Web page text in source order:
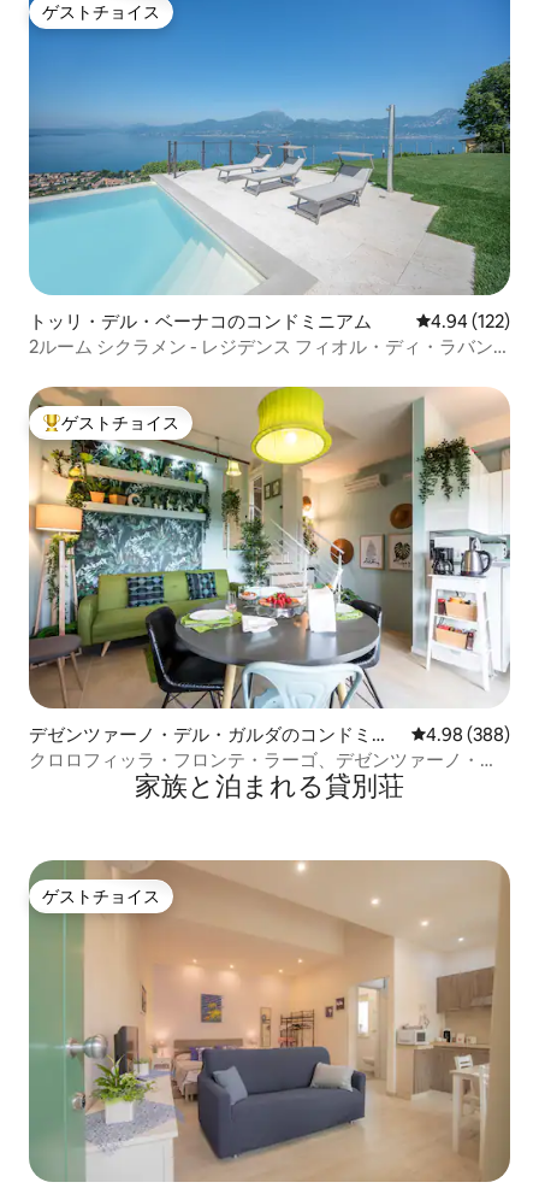
ゲストチョイス
ゲストチョイス
トッリ・デル・ベーナコのコンドミニアム レビュー122
4.94 (122)
2ルーム シクラメン - レジデンス フィオル・ディ・ラバン
大好評のゲストチョイスです。
ゲストチョイス
デゼンツァーノ・デル・ガルダのコンドミニ
アム
レビュー388
4.98 (388)
クロロフィッラ・フロンテ・ラーゴ、デゼンツァーノ・デ
家族と泊まれる貸別荘
ゲストチョイス
ゲストチョイス